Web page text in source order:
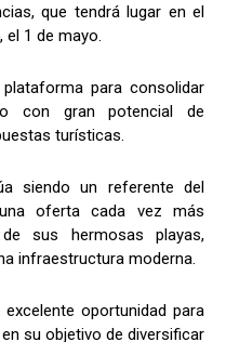
que tendrá lugar en el
el 1 de mayo.
para consolidar
con gran potencial de
turísticas.
siendo un referente del
oferta cada vez más
sus hermosas playas,
infraestructura moderna.
oportunidad para
su objetivo de diversificar